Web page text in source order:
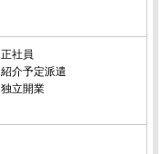
正社員
紹介予定派遣
独立開業